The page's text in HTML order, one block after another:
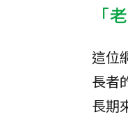
「
這位
長者
長期